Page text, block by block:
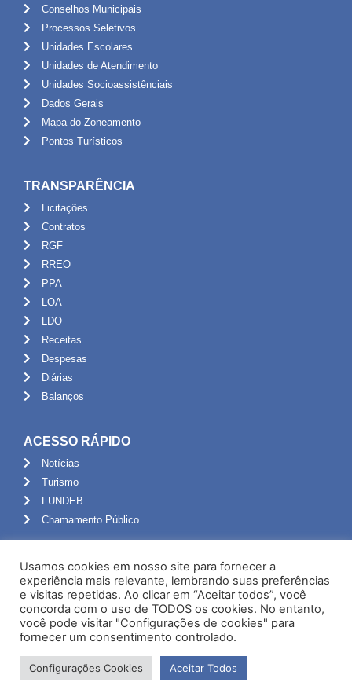
Conselhos Municipais
Processos Seletivos
Unidades Escolares
Unidades de Atendimento
Unidades Socioassistênciais
Dados Gerais
Mapa do Zoneamento
Pontos Turísticos
TRANSPARÊNCIA
Licitações
Contratos
RGF
RREO
PPA
LOA
LDO
Receitas
Despesas
Diárias
Balanços
ACESSO RÁPIDO
Notícias
Turismo
FUNDEB
Chamamento Público
Portal do Servidor
Webmail
Administração
Usamos cookies em nosso site para fornecer a
experiência mais relevante, lembrando suas preferências
e visitas repetidas. Ao clicar em “Aceitar todos”, você
concorda com o uso de TODOS os cookies. No entanto,
você pode visitar "Configurações de cookies" para
fornecer um consentimento controlado.
Configurações Cookies Aceitar Todos